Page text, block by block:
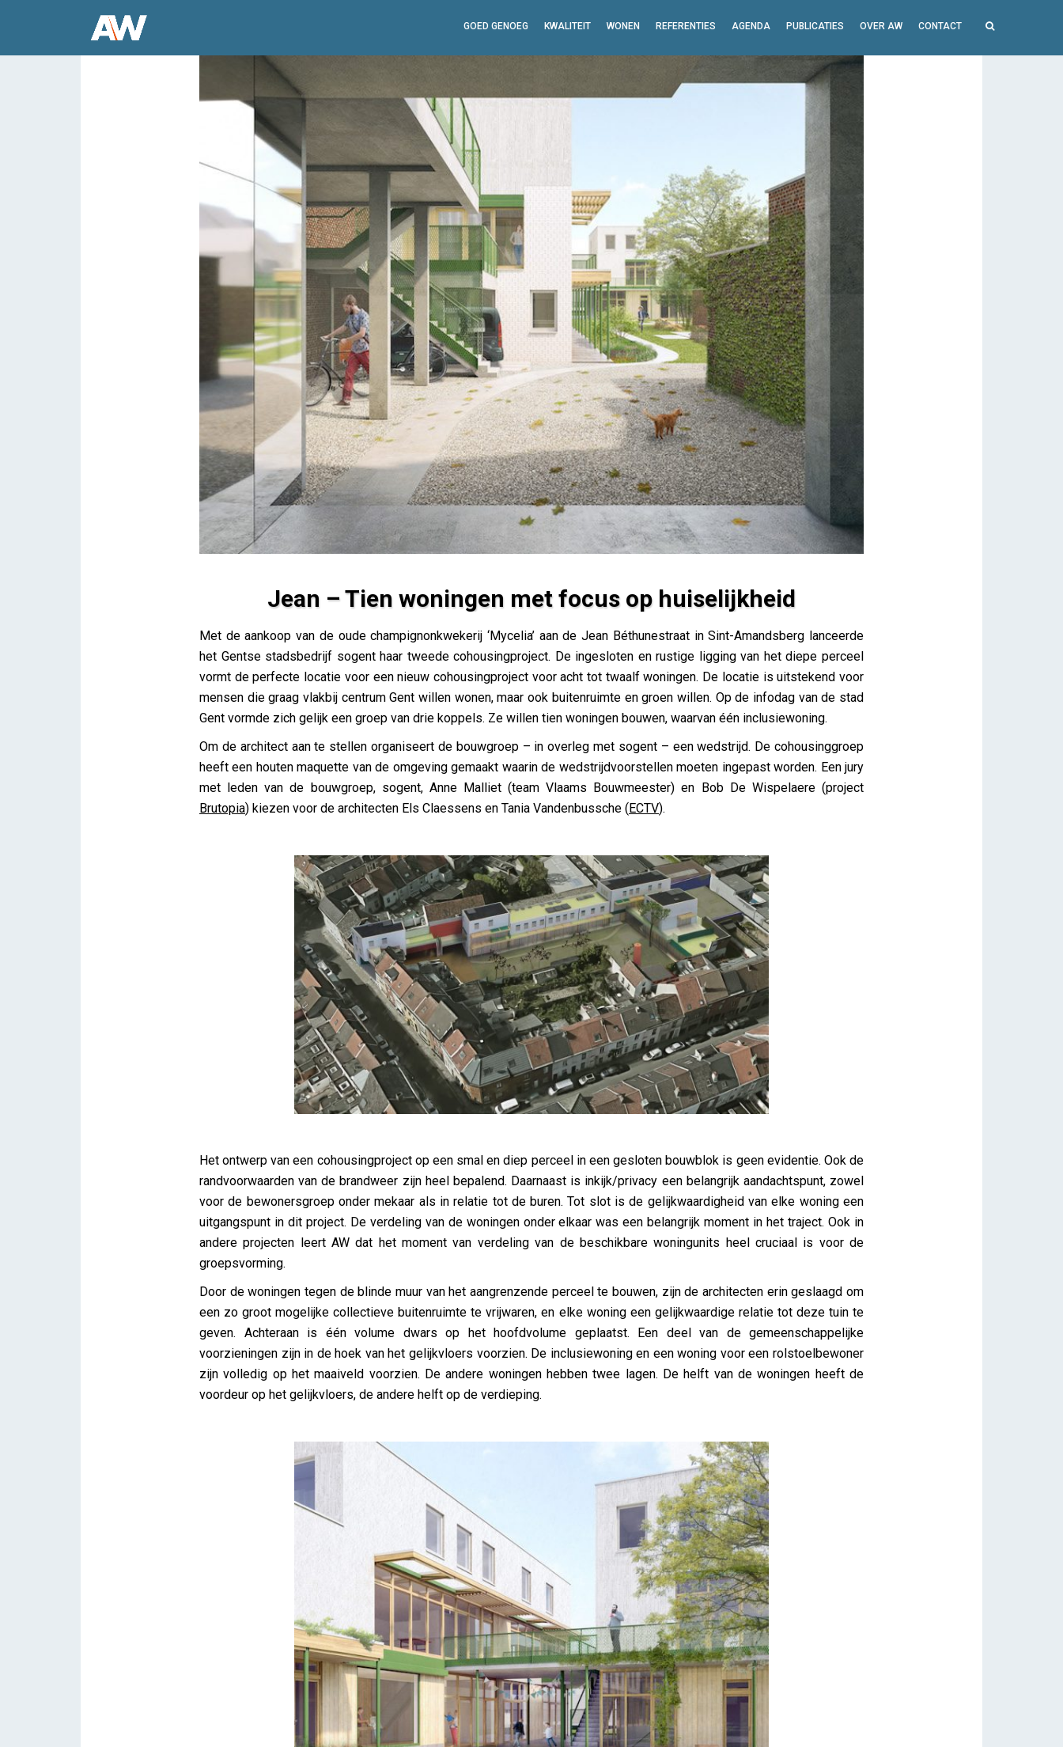
GOED GENOEG KWALITEIT WONEN REFERENTIES AGENDA PUBLICATIES OVER AW CONTACT
Jean – Tien woningen met focus op huiselijkheid
Jean – Tien woningen met focus op huiselijkheid
Lieve Drooghmans
Met de aankoop van de oude champignonkwekerij ‘Mycelia’ aan de Jean Béthunestraat in Sint-Amandsberg lanceerde
het Gentse stadsbedrijf sogent haar tweede cohousingproject. De ingesloten en rustige ligging van het diepe perceel
vormt de perfecte locatie voor een nieuw cohousingproject voor acht tot twaalf woningen. De locatie is uitstekend voor
mensen die graag vlakbij centrum Gent willen wonen, maar ook buitenruimte en groen willen. Op de infodag van de stad
Gent vormde zich gelijk een groep van drie koppels. Ze willen tien woningen bouwen, waarvan één inclusiewoning.
Om de architect aan te stellen organiseert de bouwgroep – in overleg met sogent – een wedstrijd. De cohousinggroep
heeft een houten maquette van de omgeving gemaakt waarin de wedstrijdvoorstellen moeten ingepast worden. Een jury
met leden van de bouwgroep, sogent, Anne Malliet (team Vlaams Bouwmeester) en Bob De Wispelaere (project
Brutopia) kiezen voor de architecten Els Claessens en Tania Vandenbussche (ECTV).
Het ontwerp van een cohousingproject op een smal en diep perceel in een gesloten bouwblok is geen evidentie. Ook de
randvoorwaarden van de brandweer zijn heel bepalend. Daarnaast is inkijk/privacy een belangrijk aandachtspunt, zowel
voor de bewonersgroep onder mekaar als in relatie tot de buren. Tot slot is de gelijkwaardigheid van elke woning een
uitgangspunt in dit project. De verdeling van de woningen onder elkaar was een belangrijk moment in het traject. Ook in
andere projecten leert AW dat het moment van verdeling van de beschikbare woningunits heel cruciaal is voor de
groepsvorming.
Door de woningen tegen de blinde muur van het aangrenzende perceel te bouwen, zijn de architecten erin geslaagd om
een zo groot mogelijke collectieve buitenruimte te vrijwaren, en elke woning een gelijkwaardige relatie tot deze tuin te
geven. Achteraan is één volume dwars op het hoofdvolume geplaatst. Een deel van de gemeenschappelijke
voorzieningen zijn in de hoek van het gelijkvloers voorzien. De inclusiewoning en een woning voor een rolstoelbewoner
zijn volledig op het maaiveld voorzien. De andere woningen hebben twee lagen. De helft van de woningen heeft de
voordeur op het gelijkvloers, de andere helft op de verdieping.